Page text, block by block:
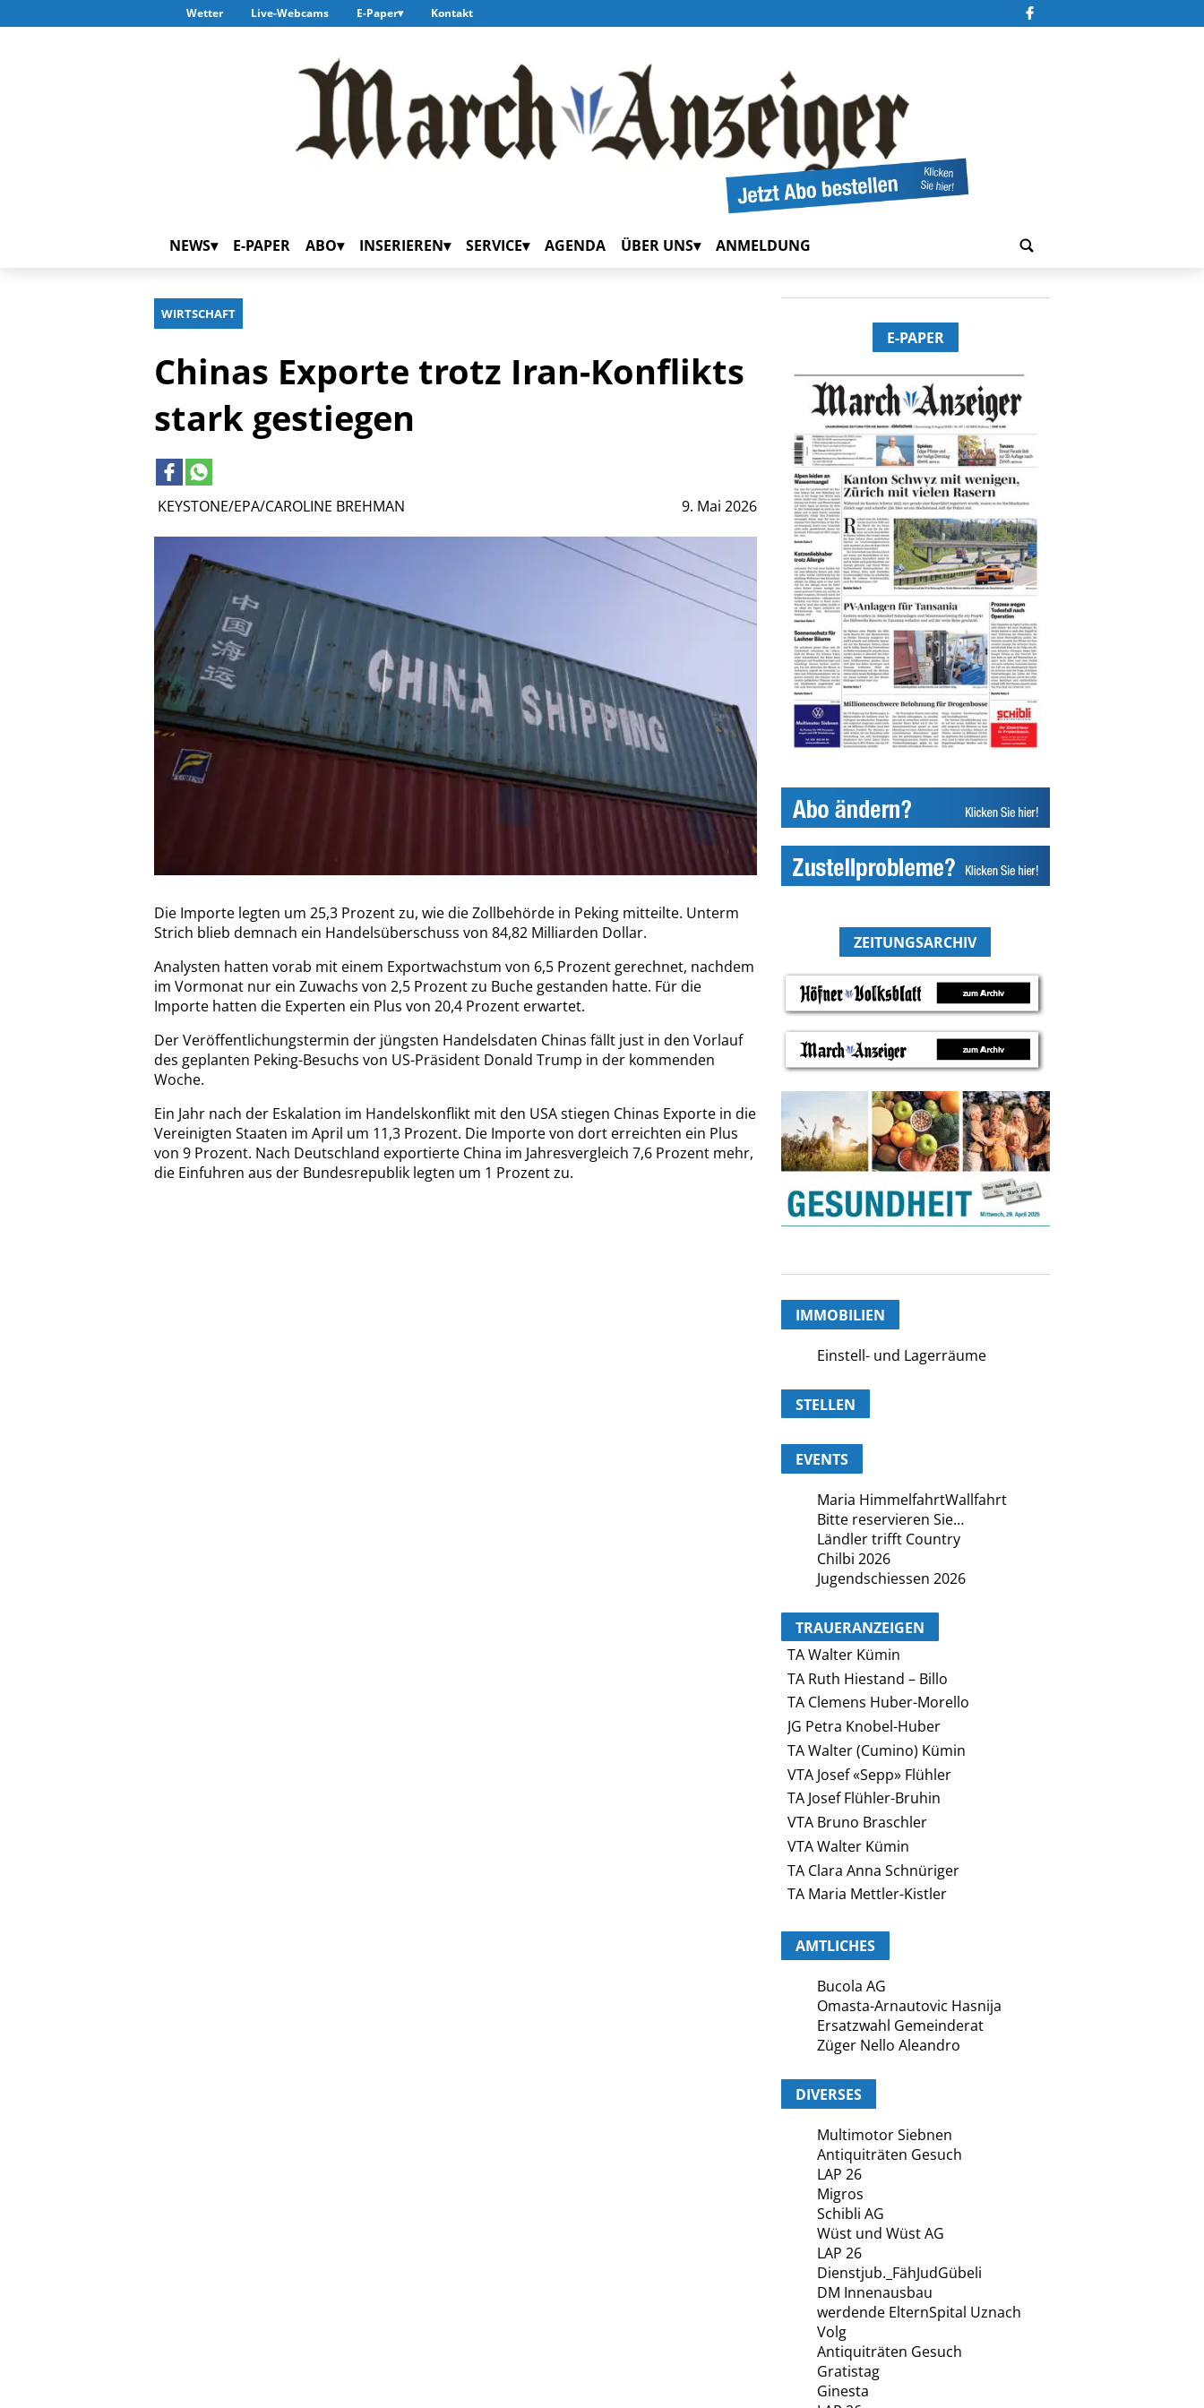
Wetter Live-Webcams E-Paper Kontakt
NEWS E-PAPER ABO INSERIEREN SERVICE AGENDA ÜBER UNS ANMELDUNG
WIRTSCHAFT
KEYSTONE/EPA/CAROLINE BREHMAN 9. Mai 2026
Chinas Exporte trotz Iran-Konflikts
stark gestiegen
Die Importe legten um 25,3 Prozent zu, wie die Zollbehörde in Peking mitteilte. Unterm
Strich blieb demnach ein Handelsüberschuss von 84,82 Milliarden Dollar.
Analysten hatten vorab mit einem Exportwachstum von 6,5 Prozent gerechnet, nachdem
im Vormonat nur ein Zuwachs von 2,5 Prozent zu Buche gestanden hatte. Für die
Importe hatten die Experten ein Plus von 20,4 Prozent erwartet.
Der Veröffentlichungstermin der jüngsten Handelsdaten Chinas fällt just in den Vorlauf
des geplanten Peking-Besuchs von US-Präsident Donald Trump in der kommenden
Woche.
Ein Jahr nach der Eskalation im Handelskonflikt mit den USA stiegen Chinas Exporte in die
Vereinigten Staaten im April um 11,3 Prozent. Die Importe von dort erreichten ein Plus
von 9 Prozent. Nach Deutschland exportierte China im Jahresvergleich 7,6 Prozent mehr,
die Einfuhren aus der Bundesrepublik legten um 1 Prozent zu.
E-PAPER
ZEITUNGSARCHIV
IMMOBILIEN
Einstell- und Lagerräume
STELLEN
EVENTS
Maria HimmelfahrtWallfahrt
Bitte reservieren Sie…
Ländler trifft Country
Chilbi 2026
Jugendschiessen 2026
TRAUERANZEIGEN
TA Walter Kümin
TA Ruth Hiestand – Billo
TA Clemens Huber-Morello
JG Petra Knobel-Huber
TA Walter (Cumino) Kümin
VTA Josef «Sepp» Flühler
TA Josef Flühler-Bruhin
VTA Bruno Braschler
VTA Walter Kümin
TA Clara Anna Schnüriger
TA Maria Mettler-Kistler
AMTLICHES
Bucola AG
Omasta-Arnautovic Hasnija
Ersatzwahl Gemeinderat
Züger Nello Aleandro
DIVERSES
Multimotor Siebnen
Antiquiträten Gesuch
LAP 26
Migros
Schibli AG
Wüst und Wüst AG
LAP 26
Dienstjub._FähJudGübeli
DM Innenausbau
werdende ElternSpital Uznach
Volg
Antiquiträten Gesuch
Gratistag
Ginesta